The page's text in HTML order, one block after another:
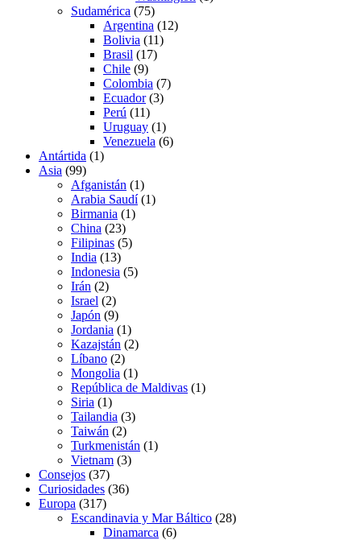
Sudamérica (75)
Argentina (12)
Bolivia (11)
Brasil (17)
Chile (9)
Colombia (7)
Ecuador(3)
Perú (11)
Uruguay (1)
Venezuela (6)
Antártida (1)
Asia (99)
Afganistán (1)
Arabia Saudí(1)
Birmania (1)
China (23)
Filipinas (5)
India (13)
Indonesia (5)
Irán (2)
Israel (2)
Japón (9)
Jordania (1)
Kazajstán (2)
Líbano (2)
Mongolia (1)
República de Maldivas (1)
Siria (1)
Tailandia (3)
Taiwán (2)
Turkmenistán (1)
Vietnam (3)
Consejos (37)
Curiosidades (36)
Europa (317)
Escandinavia y Mar Báltico (28)
Dinamarca (6)